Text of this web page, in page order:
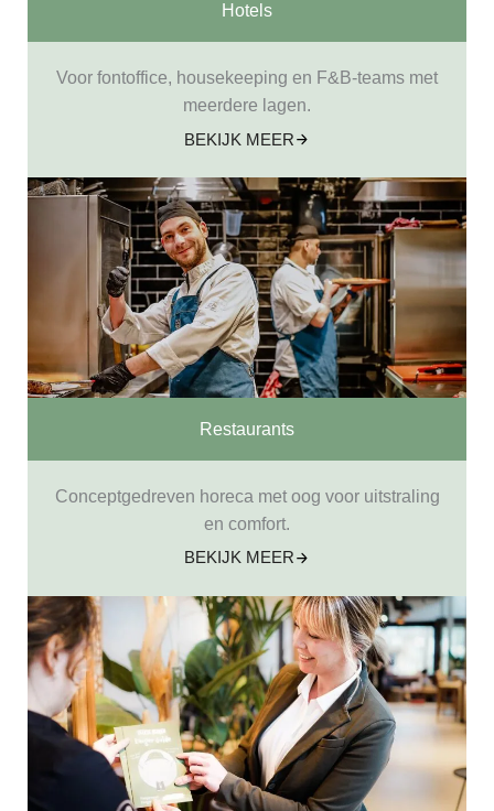
Hotels
Voor fontoffice, housekeeping en F&B-teams met
meerdere lagen.
BEKIJK MEER
Restaurants
Conceptgedreven horeca met oog voor uitstraling
en comfort.
BEKIJK MEER